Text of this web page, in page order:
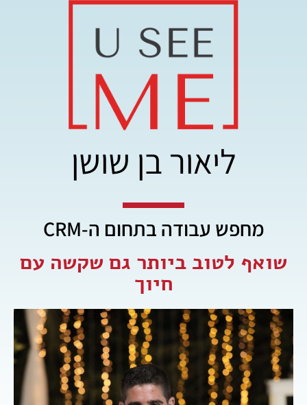
ליאור בן שושן
מחפש עבודה בתחום ה-CRM
שואף לטוב ביותר גם שקשה עם
חיוך